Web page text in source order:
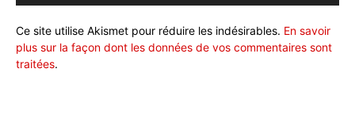
Ce site utilise Akismet pour réduire les indésirables. En savoir
plus sur la façon dont les données de vos commentaires sont
traitées.